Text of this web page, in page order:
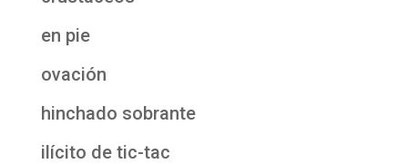
en pie
ovación
hinchado sobrante
ilícito de tic-tac